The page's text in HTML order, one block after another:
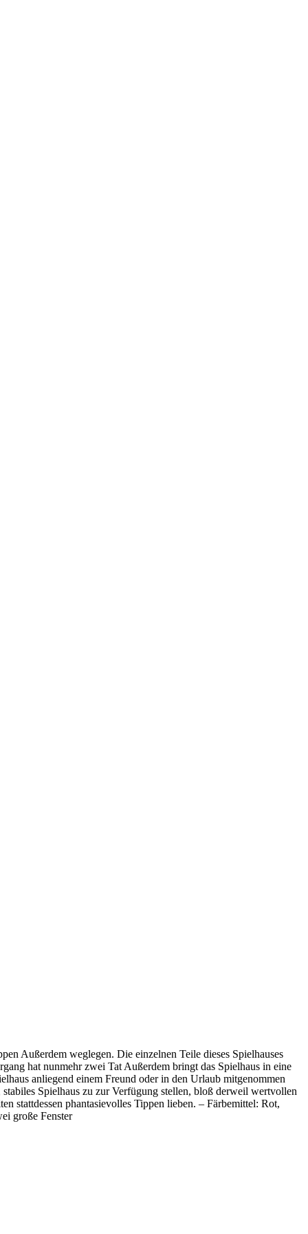
Außerdem weglegen. Die einzelnen Teile dieses Spielhauses
hat nunmehr zwei Tat Außerdem bringt das Spielhaus in eine
anliegend einem Freund oder in den Urlaub mitgenommen
Spielhaus zu zur Verfügung stellen, bloß derweil wertvollen
stattdessen phantasievolles Tippen lieben. – Färbemittel: Rot,
große Fenster